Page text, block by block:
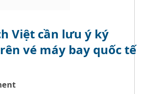
Việt cần lưu ý ký
vé máy bay quốc tế